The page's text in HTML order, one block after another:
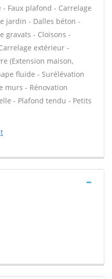
Faux plafond - Carrelage
jardin - Dalles béton -
gravats - Cloisons -
extérieur -
(Extension maison,
fluide - Surélévation
murs - Rénovation
- Plafond tendu - Petits